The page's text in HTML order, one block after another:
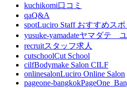
kuchikomi口コミ
qaQ&A
spotLuciro Staff おすすめス
yusuke-yamadateヤマダテ
recruitスタッフ求人
cutschoolCut School
cilfBodymake Salon CILF
onlinesalonLuciro Online Salon
pageone-bangkok